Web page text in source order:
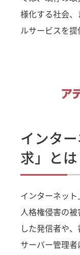
様化する社会
ルサービスを提
インタ
求」とは
インターネッ
人格権侵害の
した発信者や
サーバー管理